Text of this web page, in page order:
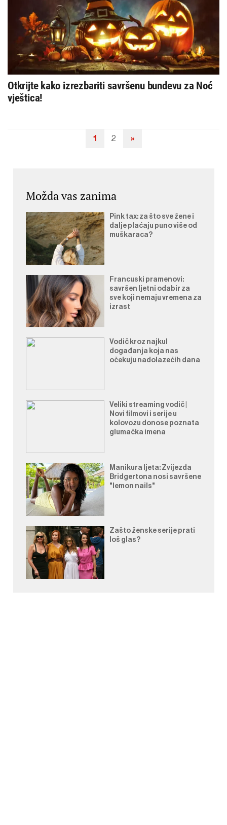
Otkrijte kako izrezbariti savršenu bundevu za Noć
vještica!
Navigacija
1 2 »
Možda vas zanima
Pink tax: za što sve žene i
dalje plaćaju puno više od
muškaraca?
Francuski pramenovi:
savršen ljetni odabir za
sve koji nemaju vremena za
izrast
Vodič kroz najkul
događanja koja nas
očekuju nadolazećih dana
Veliki streaming vodič |
Novi filmovi i serije u
kolovozu donose poznata
glumačka imena
Manikura ljeta: Zvijezda
Bridgertona nosi savršene
"lemon nails"
Zašto ženske serije prati
loš glas?